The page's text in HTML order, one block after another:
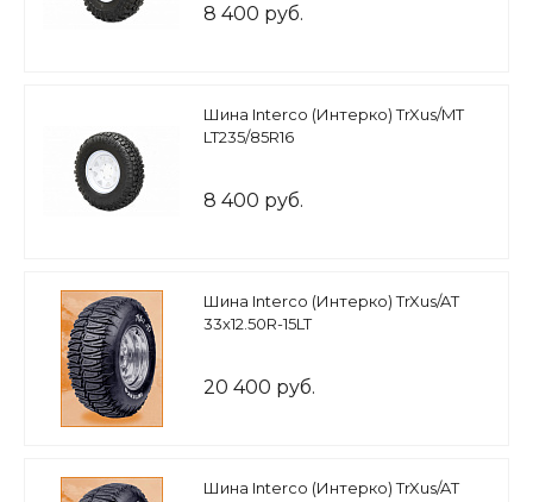
8 400 руб.
Шина Interco (Интерко) TrXus/MT
LT235/85R16
8 400 руб.
Шина Interco (Интерко) TrXus/AT
33х12.50R-15LT
20 400 руб.
Шина Interco (Интерко) TrXus/AT